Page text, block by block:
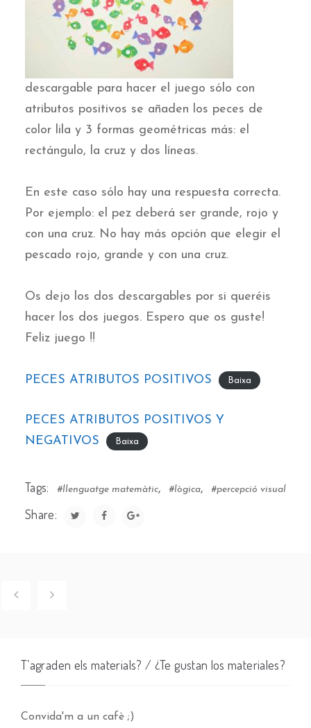
descargable para hacer el juego sólo con
atributos positivos se añaden los peces de
color lila y 3 formas geométricas más: el
rectángulo, la cruz y dos líneas.
En este caso sólo hay una respuesta correcta.
Por ejemplo: el pez deberá ser grande, rojo y
con una cruz. No hay más opción que elegir el
pescado rojo, grande y con una cruz.
Os dejo los dos descargables por si queréis
hacer los dos juegos. Espero que os guste!
Feliz juego !!
PECES ATRIBUTOS POSITIVOS Baixa
PECES ATRIBUTOS POSITIVOS Y
NEGATIVOS
Baixa
Tags: #llenguatge matemàtic, #lògica, #percepció visual
Share:
T’agraden els materials? / ¿Te gustan los materiales?
Convida'm a un cafè ;)